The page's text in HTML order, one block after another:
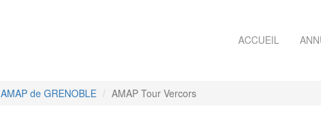
ACCUEIL
AMAP de GRENOBLE AMAP Tour Vercors